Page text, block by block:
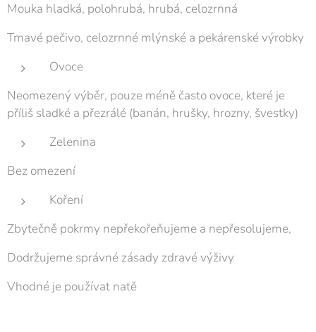
Mouka hladká, polohrubá, hrubá, celozrnná
Tmavé pečivo, celozrnné mlýnské a pekárenské výrobky
Ovoce
Neomezený výběr, pouze méně často ovoce, které je
příliš sladké a přezrálé (banán, hrušky, hrozny, švestky)
Zelenina
Bez omezení
Koření
Zbytečně pokrmy nepřekořeňujeme a nepřesolujeme,
Dodržujeme správné zásady zdravé výživy
Vhodné je používat natě